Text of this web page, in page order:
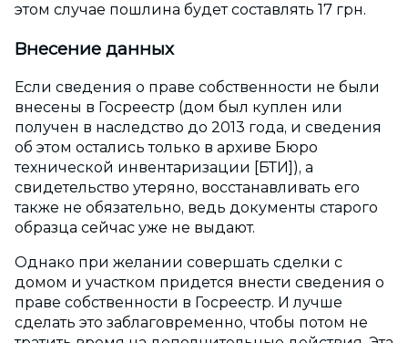
этом случае пошлина будет составлять 17 грн.
Внесение данных
Если сведения о праве собственности не были
внесены в Госреестр (дом был куплен или
получен в наследство до 2013 года, и сведения
об этом остались только в архиве Бюро
технической инвентаризации [БТИ]), а
свидетельство утеряно, восстанавливать его
также не обязательно, ведь документы старого
образца сейчас уже не выдают.
Однако при желании совершать сделки с
домом и участком придется внести сведения о
праве собственности в Госреестр. И лучше
сделать это заблаговременно, чтобы потом не